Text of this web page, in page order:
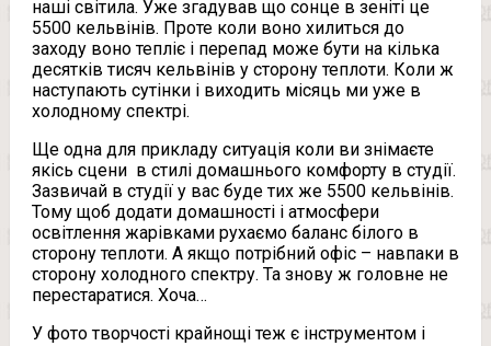
наші світила. Уже згадував що сонце в зеніті це
5500 кельвінів. Проте коли воно хилиться до
заходу воно тепліє і перепад може бути на кілька
десятків тисяч кельвінів у сторону теплоти. Коли ж
наступають сутінки і виходить місяць ми уже в
холодному спектрі.
Ще одна для прикладу ситуація коли ви знімаєте
якісь сцени в стилі домашнього комфорту в студії.
Зазвичай в студії у вас буде тих же 5500 кельвінів.
Тому щоб додати домашності і атмосфери
освітлення жарівками рухаємо баланс білого в
сторону теплоти. А якщо потрібний офіс – навпаки в
сторону холодного спектру. Та знову ж головне не
перестаратися. Хоча…
У фото творчості крайнощі теж є інструментом і